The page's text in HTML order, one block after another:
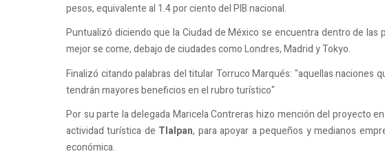
pesos, equivalente al 1.4 por ciento del PIB nacional.
Puntualizó diciendo que la Ciudad de México se encuentra dentro de
mejor se come, debajo de ciudades como Londres, Madrid y Tokyo.
Finalizó citando palabras del titular Torruco Marqués: "aquellas naciones
tendrán mayores beneficios en el rubro turístico"
Por su parte la delegada Maricela Contreras hizo mención del proyecto
actividad turística de Tlalpan, para apoyar a pequeños y medianos
económica.